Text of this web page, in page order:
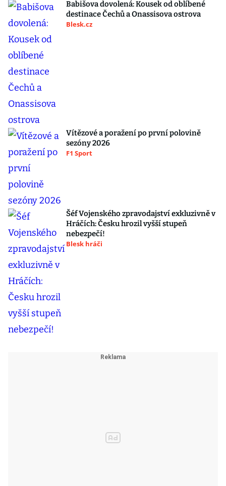
Babišova dovolená: Kousek od oblíbené
destinace Čechů a Onassisova ostrova
Blesk.cz
Vítězové a poražení po první polovině
sezóny 2026
F1 Sport
Šéf Vojenského zpravodajství exkluzivně v
Hráčích: Česku hrozil vyšší stupeň
nebezpečí!
Blesk hráči